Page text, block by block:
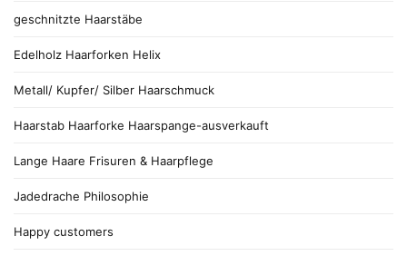
geschnitzte Haarstäbe
Edelholz Haarforken Helix
Metall/ Kupfer/ Silber Haarschmuck
Haarstab Haarforke Haarspange-ausverkauft
Lange Haare Frisuren & Haarpflege
Jadedrache Philosophie
Happy customers